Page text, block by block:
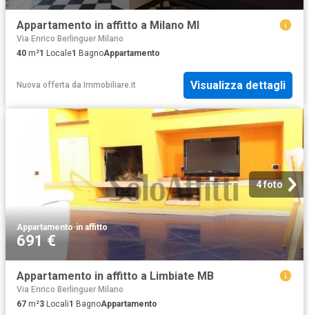
Appartamento in affitto a Milano MI
Via Enrico Berlinguer Milano
40 m²1 Locale1 BagnoAppartamento
Nuova offerta da Immobiliare.it Visualizza dettagli
4 foto
Appartamento·in affitto
691 €
Appartamento in affitto a Limbiate MB
Via Enrico Berlinguer Milano
67 m²3 Locali1 BagnoAppartamento